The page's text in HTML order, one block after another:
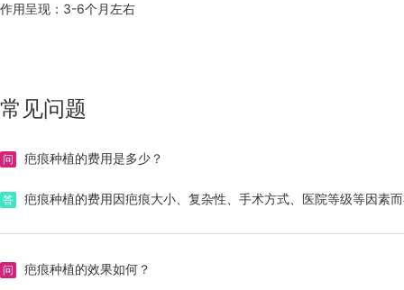
作用呈现：3-6个月左右
常见问题
问 疤痕种植的费用是多少？
答 疤痕种植的费用因疤痕大小、复杂性、手术方式、医院等级等因素
问 疤痕种植的效果如何？